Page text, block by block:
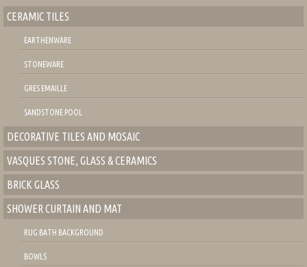
CERAMIC TILES
EARTHENWARE
STONEWARE
GRES EMAILLE
SANDSTONE POOL
DECORATIVE TILES AND MOSAIC
VASQUES STONE, GLASS & CERAMICS
BRICK GLASS
SHOWER CURTAIN AND MAT
RUG BATH BACKGROUND
BOWLS